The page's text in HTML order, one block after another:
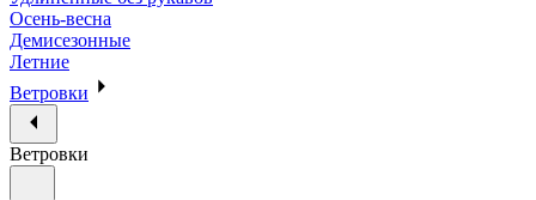
Осень-весна
Демисезонные
Летние
Ветровки
Ветровки